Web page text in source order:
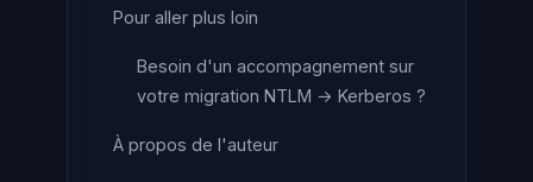
Pour aller plus loin
Besoin d'un accompagnement sur
votre migration NTLM → Kerberos ?
À propos de l'auteur